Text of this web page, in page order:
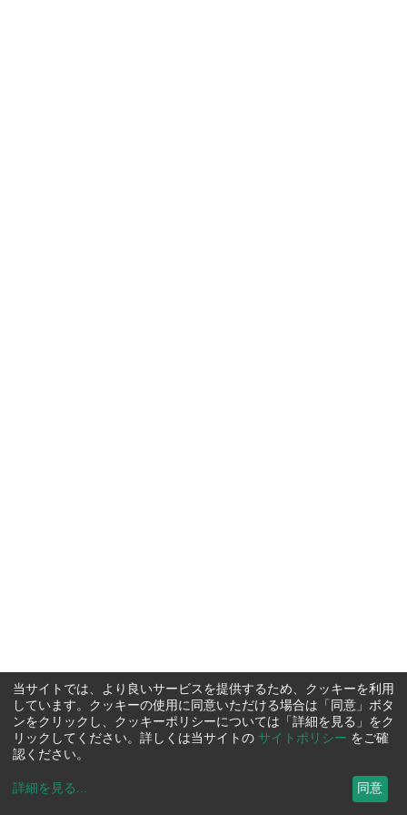
当サイトでは、より良いサービスを提供するため、クッキーを利用
しています。クッキーの使用に同意いただける場合は「同意」ボタ
ンをクリックし、クッキーポリシーについては「詳細を見る」をク
リックしてください。詳しくは当サイトの サイトポリシー をご確
認ください。
詳細を見る ... 同意